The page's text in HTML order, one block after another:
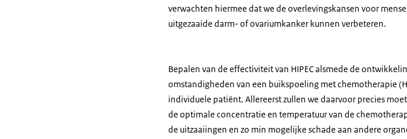
verwachten hiermee dat we de overlevingskansen voor
uitgezaaide darm- of ovariumkanker kunnen verbeteren.
Bepalen van de effectiviteit van HIPEC alsmede de
omstandigheden van een buikspoeling met chemotherapie
individuele patiënt. Allereerst zullen we daarvoor precies
de optimale concentratie en temperatuur van de
de uitzaaiingen en zo min mogelijke schade aan andere